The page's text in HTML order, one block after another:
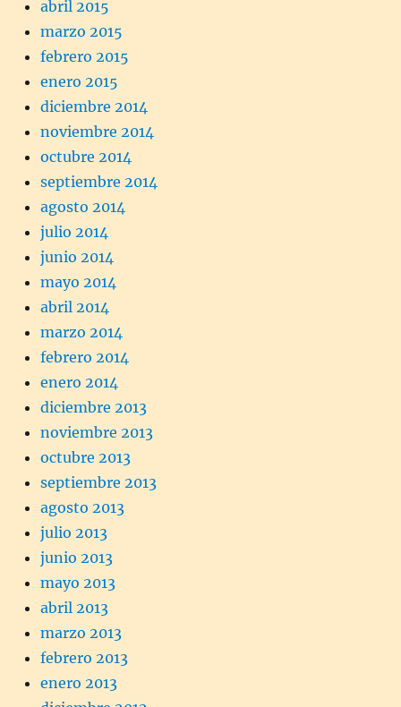
abril 2015
marzo 2015
febrero 2015
enero 2015
diciembre 2014
noviembre 2014
octubre 2014
septiembre 2014
agosto 2014
julio 2014
junio 2014
mayo 2014
abril 2014
marzo 2014
febrero 2014
enero 2014
diciembre 2013
noviembre 2013
octubre 2013
septiembre 2013
agosto 2013
julio 2013
junio 2013
mayo 2013
abril 2013
marzo 2013
febrero 2013
enero 2013